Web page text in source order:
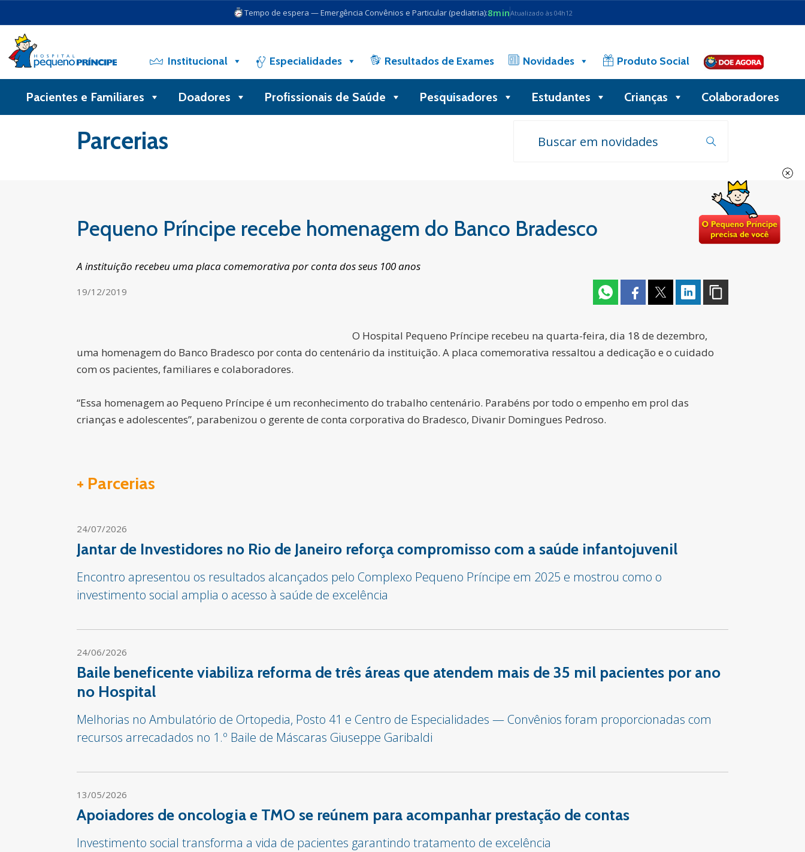
Tempo de espera — Emergência Convênios e Particular (pediatria):8minAtualizado às 04h12
Institucional Especialidades Resultados de Exames Novidades Produto Social
Busca
Pacientes e Familiares Doadores Profissionais de Saúde Pesquisadores Estudantes Crianças Colaboradores
Parcerias
Pequeno Príncipe recebe homenagem do Banco Bradesco
A instituição recebeu uma placa comemorativa por conta dos seus 100 anos
19/12/2019
O Hospital Pequeno Príncipe recebeu na quarta-feira, dia 18 de dezembro,
uma homenagem do Banco Bradesco por conta do centenário da instituição. A placa comemorativa ressaltou a dedicação e o cuidado
com os pacientes, familiares e colaboradores.
“Essa homenagem ao Pequeno Príncipe é um reconhecimento do trabalho centenário. Parabéns por todo o empenho em prol das
crianças e adolescentes”, parabenizou o gerente de conta corporativa do Bradesco, Divanir Domingues Pedroso.
+ Parcerias
24/07/2026
Jantar de Investidores no Rio de Janeiro reforça compromisso com a saúde infantojuvenil
Encontro apresentou os resultados alcançados pelo Complexo Pequeno Príncipe em 2025 e mostrou como o
investimento social amplia o acesso à saúde de excelência
24/06/2026
Baile beneficente viabiliza reforma de três áreas que atendem mais de 35 mil pacientes por ano
no Hospital
Melhorias no Ambulatório de Ortopedia, Posto 41 e Centro de Especialidades — Convênios foram proporcionadas com
recursos arrecadados no 1.º Baile de Máscaras Giuseppe Garibaldi
13/05/2026
Apoiadores de oncologia e TMO se reúnem para acompanhar prestação de contas
Investimento social transforma a vida de pacientes garantindo tratamento de excelência